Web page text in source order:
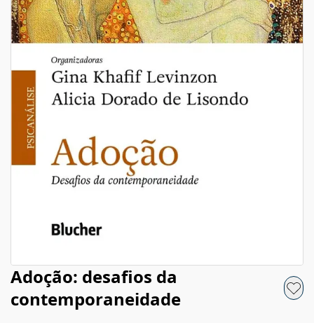
Adoção: desafios da
contemporaneidade